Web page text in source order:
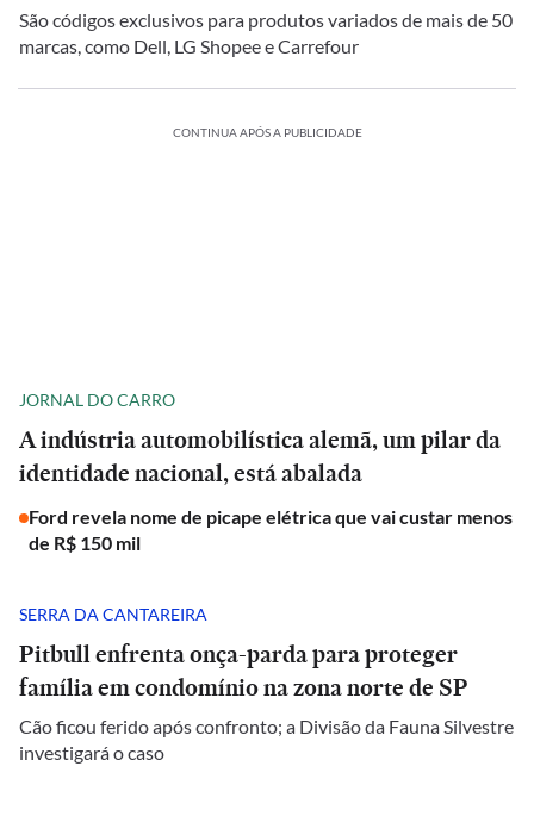
São códigos exclusivos para produtos variados de mais de 50
marcas, como Dell, LG Shopee e Carrefour
CONTINUA APÓS A PUBLICIDADE
JORNAL DO CARRO
A indústria automobilística alemã, um pilar da
identidade nacional, está abalada
Ford revela nome de picape elétrica que vai custar menos
de R$ 150 mil
SERRA DA CANTAREIRA
Pitbull enfrenta onça-parda para proteger
família em condomínio na zona norte de SP
Cão ficou ferido após confronto; a Divisão da Fauna Silvestre
investigará o caso